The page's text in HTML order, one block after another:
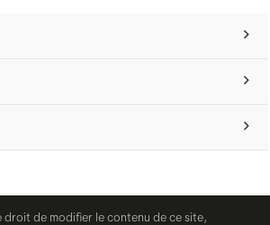
droit de modifier le contenu de ce site,